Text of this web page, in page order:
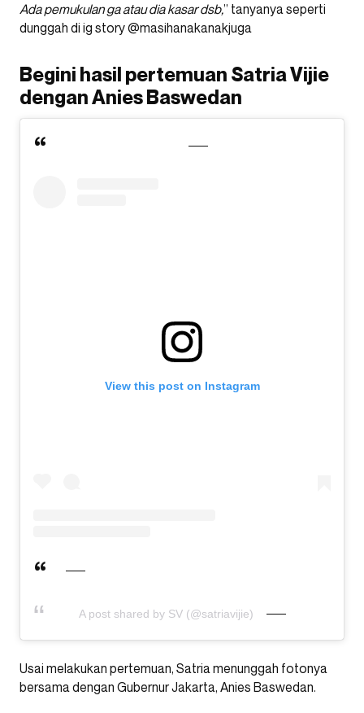
Ada pemukulan ga atau dia kasar dsb,” tanyanya seperti
dunggah di ig story @masihanakanakjuga
Begini hasil pertemuan Satria Vijie
dengan Anies Baswedan
View this post on Instagram
A post shared by SV (@satriavijie)
Usai melakukan pertemuan, Satria menunggah fotonya
bersama dengan Gubernur Jakarta, Anies Baswedan.